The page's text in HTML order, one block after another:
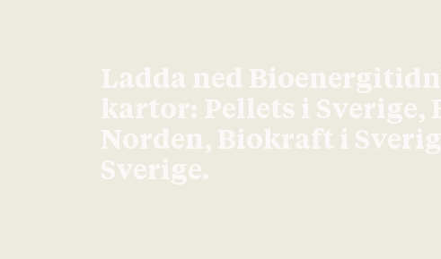
Ladda ned
kartor: Pellets i Sverige,
Norden, Biokraft i
Sverige.